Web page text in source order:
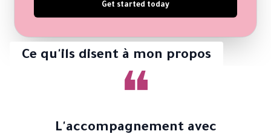
Get started today
Ce qu'ils disent à mon propos
❝
L'accompagnement avec